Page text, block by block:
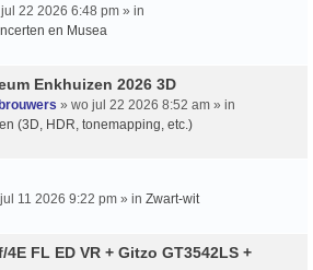
22 2026 6:48 pm » in
en Musea
Enkhuizen 2026 3D
» wo jul 22 2026 8:52 am » in
(3D, HDR, tonemapping, etc.)
11 2026 9:22 pm » in Zwart-wit
4E FL ED VR + Gitzo GT3542LS +